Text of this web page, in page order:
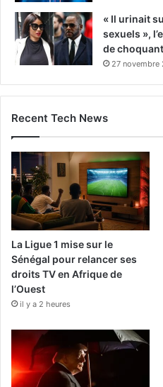
« Il urinait
sexuels »,
de
27 novembre
Recent Tech News
La Ligue 1 mise sur le
Sénégal pour relancer ses
droits TV en Afrique de
l’Ouest
il y a 2 heures